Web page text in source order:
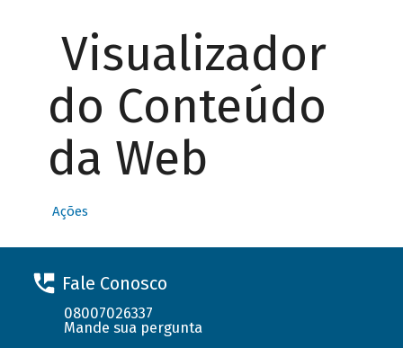
Visualizador
do Conteúdo
da Web
Ações
Fale Conosco
08007026337
Mande sua pergunta